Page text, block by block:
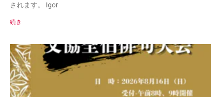
されます。 Igor
続き